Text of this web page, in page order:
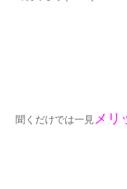
聞くだけでは一見 メリ